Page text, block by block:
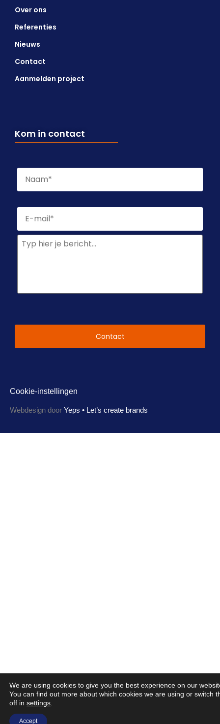
Over ons
Referenties
Nieuws
Contact
Aanmelden project
Kom in contact
Naam *
E-
mailadres
Geen
titel
Cookie-instellingen
Webdesign door Yeps • Let’s create brands
We are using cookies to give you the best experience on our
You can find out more about which cookies we are using or switch
off in settings
Accept